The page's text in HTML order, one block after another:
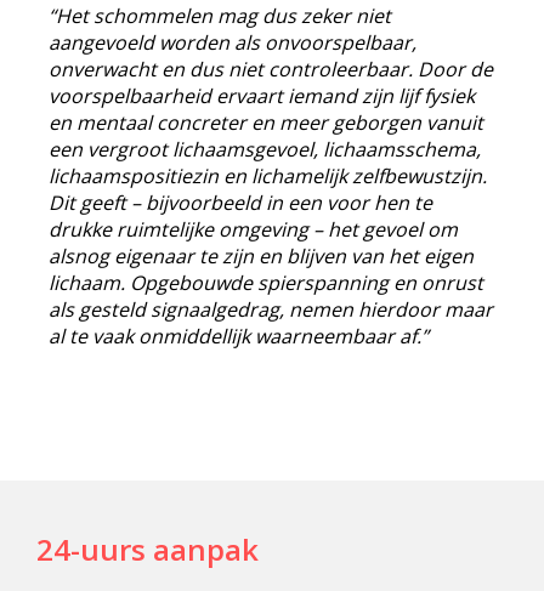
“Het schommelen mag dus zeker niet
aangevoeld worden als onvoorspelbaar,
onverwacht en dus niet controleerbaar. Door de
voorspelbaarheid ervaart iemand zijn lijf fysiek
en mentaal concreter en meer geborgen vanuit
een vergroot lichaamsgevoel, lichaamsschema,
lichaamspositiezin en lichamelijk zelfbewustzijn.
Dit geeft – bijvoorbeeld in een voor hen te
drukke ruimtelijke omgeving – het gevoel om
alsnog eigenaar te zijn en blijven van het eigen
lichaam. Opgebouwde spierspanning en onrust
als gesteld signaalgedrag, nemen hierdoor maar
al te vaak onmiddellijk waarneembaar af.”
24-uurs aanpak